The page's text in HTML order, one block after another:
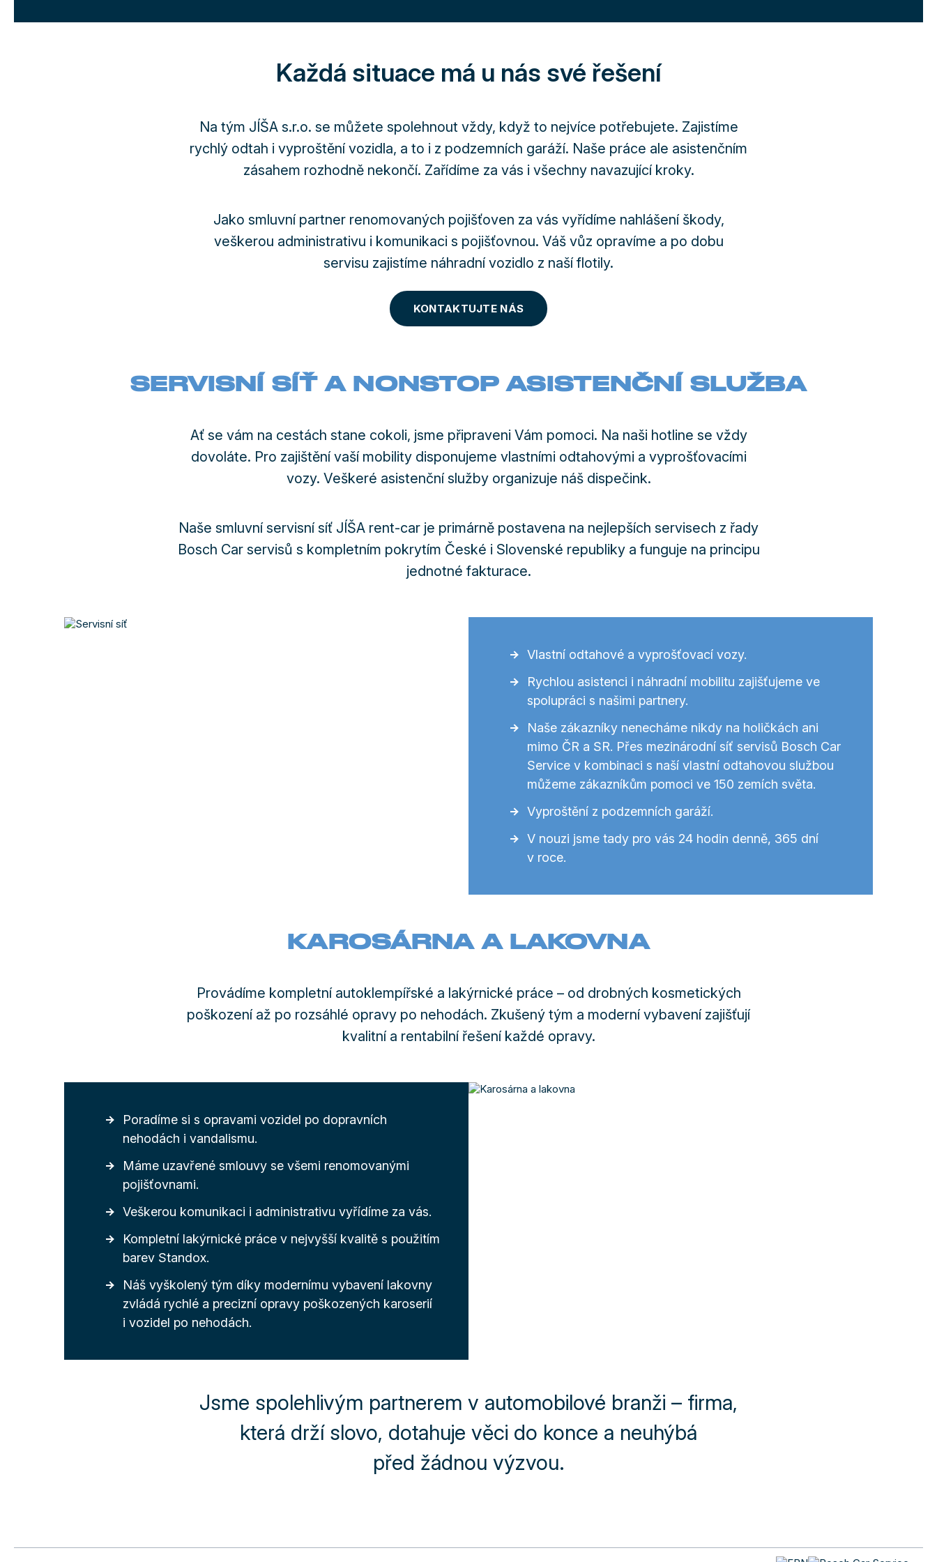
Každá situace má u nás své řešení
Na tým JÍŠA s.r.o. se můžete spolehnout vždy, když to nejvíce potřebujete. Zajistíme
rychlý odtah i vyproštění vozidla, a to i z podzemních garáží. Naše práce ale asistenčním
zásahem rozhodně nekončí. Zařídíme za vás i všechny navazující kroky.
Jako smluvní partner renomovaných pojišťoven za vás vyřídíme nahlášení škody,
veškerou administrativu i komunikaci s pojišťovnou. Váš vůz opravíme a po dobu
servisu zajistíme náhradní vozidlo z naší flotily.
KONTAKTUJTE NÁS
SERVISNÍ SÍŤ A NONSTOP ASISTENČNÍ SLUŽBA
Ať se vám na cestách stane cokoli, jsme připraveni Vám pomoci. Na naši hotline se vždy
dovoláte. Pro zajištění vaší mobility disponujeme vlastními odtahovými a vyprošťovacími
vozy. Veškeré asistenční služby organizuje náš dispečink.
Naše smluvní servisní síť JÍŠA rent-car je primárně postavena na nejlepších servisech z řady
Bosch Car servisů s kompletním pokrytím České i Slovenské republiky a funguje na principu
jednotné fakturace.
Vlastní odtahové a vyprošťovací vozy.
Rychlou asistenci i náhradní mobilitu zajišťujeme ve
spolupráci s našimi partnery.
Naše zákazníky nenecháme nikdy na holičkách ani
mimo ČR a SR. Přes mezinárodní síť servisů Bosch Car
Service v kombinaci s naší vlastní odtahovou službou
můžeme zákazníkům pomoci ve 150 zemích světa.
Vyproštění z podzemních garáží.
V nouzi jsme tady pro vás 24 hodin denně, 365 dní
v roce.
KAROSÁRNA A LAKOVNA
Provádíme kompletní autoklempířské a lakýrnické práce – od drobných kosmetických
poškození až po rozsáhlé opravy po nehodách. Zkušený tým a moderní vybavení zajišťují
kvalitní a rentabilní řešení každé opravy.
Poradíme si s opravami vozidel po dopravních
nehodách i vandalismu.
Máme uzavřené smlouvy se všemi renomovanými
pojišťovnami.
Veškerou komunikaci i administrativu vyřídíme za vás.
Kompletní lakýrnické práce v nejvyšší kvalitě s použitím
barev Standox.
Náš vyškolený tým díky modernímu vybavení lakovny
zvládá rychlé a precizní opravy poškozených karoserií
i vozidel po nehodách.
Jsme spolehlivým partnerem v automobilové branži – firma,
která drží slovo, dotahuje věci do konce a neuhýbá
před žádnou výzvou.